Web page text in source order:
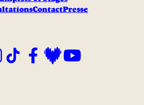
ContactPresse